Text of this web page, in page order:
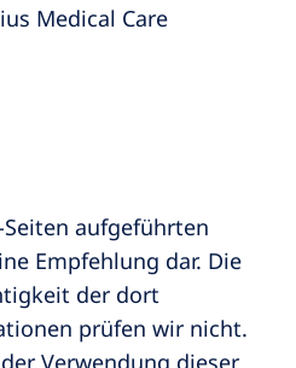
Medical Care
aufgeführten
Empfehlung dar. Die
der dort
prüfen wir nicht.
Verwendung dieser